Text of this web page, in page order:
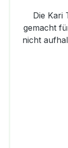
Die Kari
gemacht
nicht
bietet.